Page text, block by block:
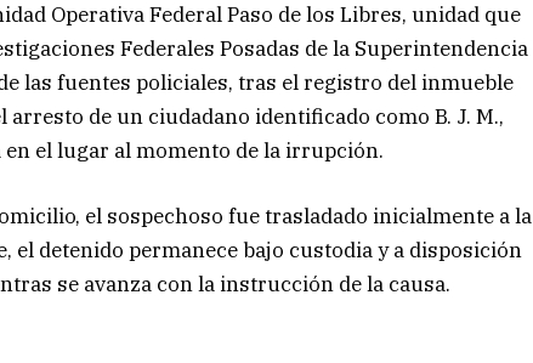
Operativa Federal Paso de los Libres, unidad que
Federales Posadas de la Superintendencia
las fuentes policiales, tras el registro del inmueble
de un ciudadano identificado como B. J. M.,
el lugar al momento de la irrupción.
el sospechoso fue trasladado inicialmente a la
el detenido permanece bajo custodia y a disposición
se avanza con la instrucción de la causa.